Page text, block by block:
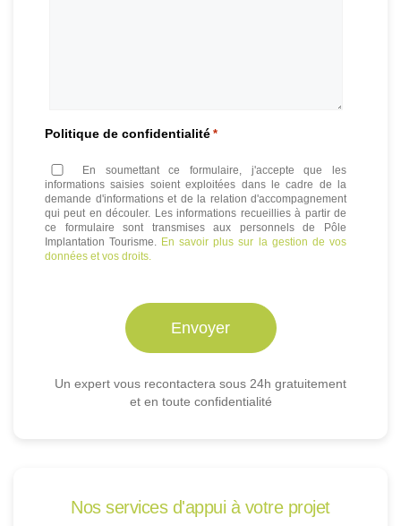
Politique de confidentialité *
En soumettant ce formulaire, j'accepte que les
informations saisies soient exploitées dans le cadre de la
demande d'informations et de la relation d'accompagnement
qui peut en découler. Les informations recueillies à partir de
ce formulaire sont transmises aux personnels de Pôle
Implantation Tourisme. En savoir plus sur la gestion de vos
données et vos droits.
Un expert vous recontactera sous 24h gratuitement
et en toute confidentialité
Nos services d'appui à votre projet